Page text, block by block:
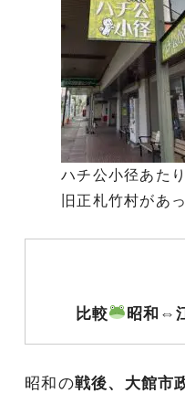
ハチ公小径あた
旧正札竹村があ
比較 昭和⇔
昭和の戦後、大館市